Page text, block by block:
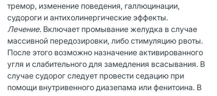
тремор, изменение поведения, галлюцинации,
судороги и антихолинергические эффекты.
Лечение. Включает промывание желудка в случае
массивной передозировки, либо стимуляцию рвоты.
После этого возможно назначение активированного
угля и слабительного для замедления всасывания. В
случае судорог следует провести седацию при
помощи внутривенного диазепама или фенитоина. В